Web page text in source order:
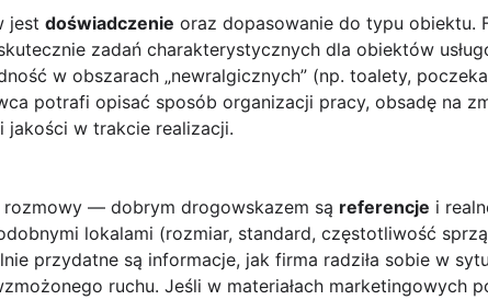
jest doświadczenie oraz dopasowanie do typu obiektu.
zadań charakterystycznych dla obiektów
w obszarach „newralgicznych” (np. toalety,
potrafi opisać sposób organizacji pracy, obsadę na
jakości w trakcie realizacji.
— dobrym drogowskazem są referencje i
lokalami (rozmiar, standard, częstotliwość
przydatne są informacje, jak firma radziła sobie w
ruchu. Jeśli w materiałach marketingowych